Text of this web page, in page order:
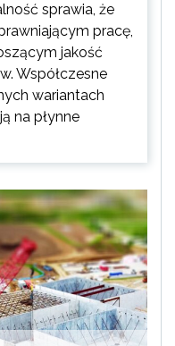
sprawia, że
pracę,
jakość
Współczesne
wariantach
na płynne